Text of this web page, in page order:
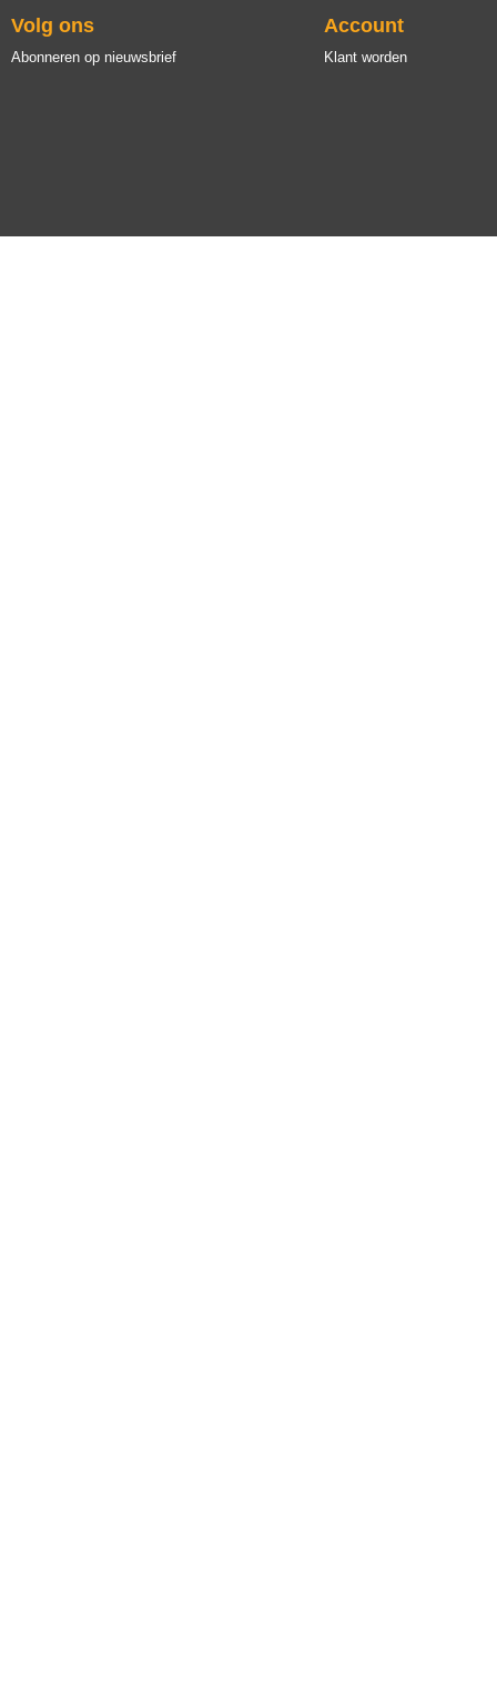
Volg ons
Abonneren op nieuwsbrief
Account
Klant worden